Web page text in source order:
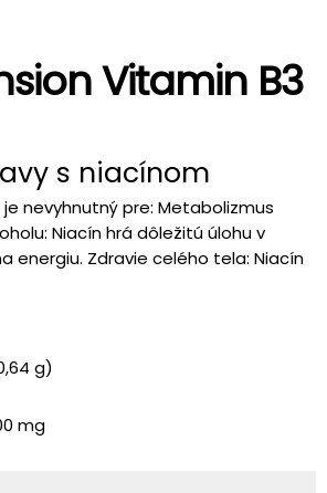
Vitamin B3
s niacínom
nevyhnutný pre: Metabolizmus
Niacín hrá dôležitú úlohu v
energiu. Zdravie celého tela: Niacín
g)
mg